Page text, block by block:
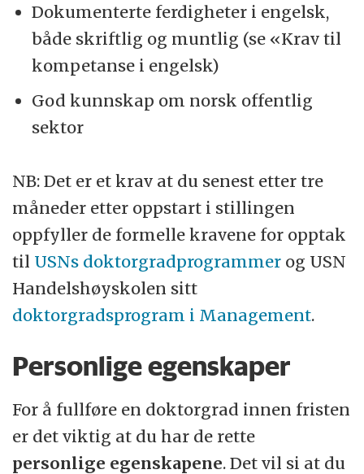
Dokumenterte ferdigheter i engelsk,
både skriftlig og muntlig (se «Krav til
kompetanse i engelsk)
God kunnskap om norsk offentlig
sektor
NB: Det er et krav at du senest etter tre
måneder etter oppstart i stillingen
oppfyller de formelle kravene for opptak
til USNs doktorgradprogrammer og USN
Handelshøyskolen sitt
doktorgradsprogram i Management.
Personlige egenskaper
For å fullføre en doktorgrad innen fristen
er det viktig at du har de rette
personlige egenskapene. Det vil si at du